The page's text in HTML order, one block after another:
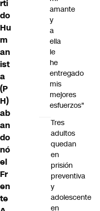
rti
do
Hu
m
an
ist
a
(P
H)
ab
an
do
nó
el
Fr
en
te
amante
y
a
ella
le
he
entregado
mis
mejores
esfuerzos"
Tres
adultos
quedan
en
prisión
preventiva
y
adolescente
en